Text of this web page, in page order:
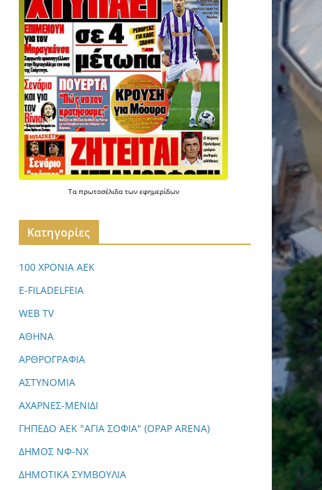
Τα πρωτοσέλιδα των εφημερίδων
Kατηγορίες
100 ΧΡΟΝΙΑ ΑΕΚ
E-FILADELFEIA
WEB TV
ΑΘΗΝΑ
ΑΡΘΡΟΓΡΑΦΙΑ
ΑΣΤΥΝΟΜΙΑ
ΑΧΑΡΝΕΣ-ΜΕΝΙΔΙ
ΓΗΠΕΔΟ ΑΕΚ "ΑΓΙΑ ΣΟΦΙΑ" (OPAP ARENA)
ΔΗΜΟΣ ΝΦ-ΝΧ
ΔΗΜΟΤΙΚΑ ΣΥΜΒΟΥΛΙΑ